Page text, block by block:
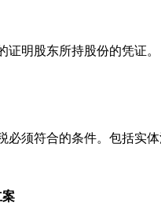
明股东所持股份的凭证。
须符合的条件。包括实体